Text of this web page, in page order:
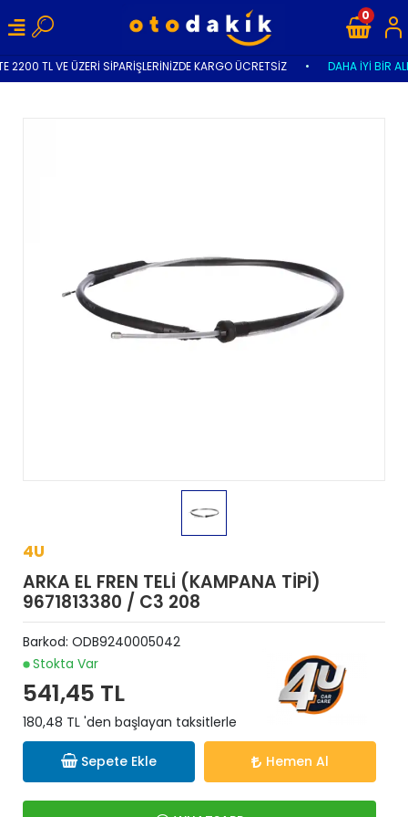
2200 TL VE ÜZERİ SİPARİŞLERİNİZDE KARGO ÜCRETSİZ DAHA İYİ BİR
0
4U
ARKA EL FREN TELİ (KAMPANA TİPİ)
9671813380 / C3 208
Barkod: ODB9240005042
Stokta Var
541,45 TL
180,48 TL 'den başlayan taksitlerle
Sepete Ekle Hemen Al